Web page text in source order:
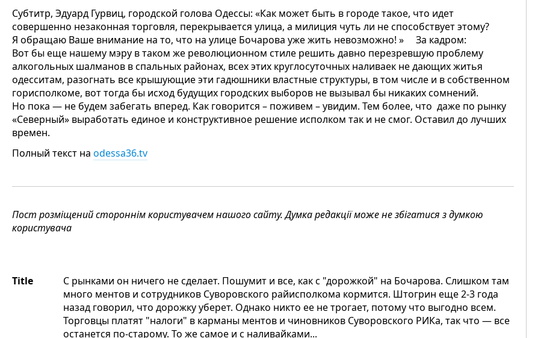
Субтитр, Эдуард Гурвиц, городской голова Одессы: «Как может быть в городе такое, что идет
совершенно незаконная торговля, перекрывается улица, а милиция чуть ли не способствует этому?
Я обращаю Ваше внимание на то, что на улице Бочарова уже жить невозможно! » За кадром:
Вот бы еще нашему мэру в таком же революционном стиле решить давно перезревшую проблему
алкогольных шалманов в спальных районах, всех этих круглосуточных наливаек не дающих житья
одесситам, разогнать все крышующие эти гадюшники властные структуры, в том числе и в собственном
горисполкоме, вот тогда бы исход будущих городских выборов не вызывал бы никаких сомнений.
Но пока — не будем забегать вперед. Как говорится – поживем – увидим. Тем более, что даже по рынку
«Северный» выработать единое и конструктивное решение исполком так и не смог. Оставил до лучших
времен.
Полный текст на odessa36.tv
Пост розміщений стороннім користувачем нашого сайту. Думка редакції може не збігатися з думкою
користувача
Title
С рынками он ничего не сделает. Пошумит и все, как с "дорожкой" на Бочарова. Слишком там
много ментов и сотрудников Суворовского райисполкома кормится. Штогрин еще 2-3 года
назад говорил, что дорожку уберет. Однако никто ее не трогает, потому что выгодно всем.
Торговцы платят "налоги" в карманы ментов и чиновников Суворовского РИКа, так что — все
останется по-старому. То же самое и с наливайками...